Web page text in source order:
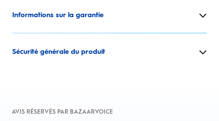
Informations sur la garantie
Sécurité générale du produit
AVIS RÉSERVÉS PAR BAZAARVOICE